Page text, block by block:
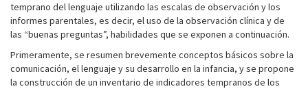
temprano del lenguaje utilizando las escalas de observación y los
informes parentales, es decir, el uso de la observación clínica y de
las “buenas preguntas”, habilidades que se exponen a continuación.
Primeramente, se resumen brevemente conceptos básicos sobre la
comunicación, el lenguaje y su desarrollo en la infancia, y se propone
la construcción de un inventario de indicadores tempranos de los